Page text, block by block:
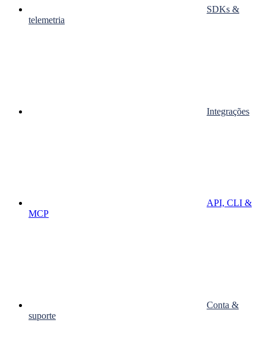
SDKs &
telemetria
Integrações
API, CLI &
MCP
Conta &
suporte